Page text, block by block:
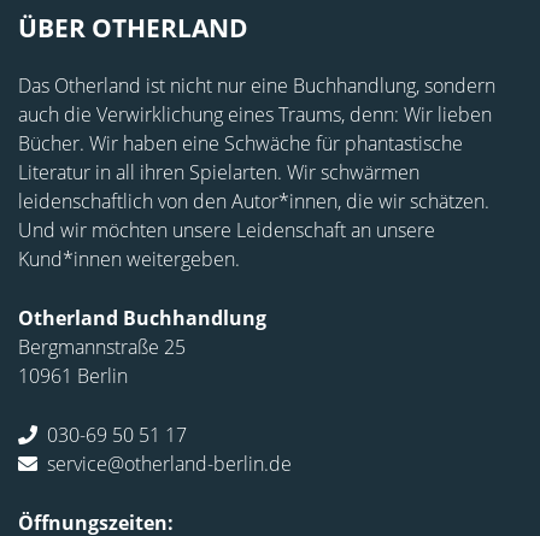
ÜBER OTHERLAND
Das Otherland ist nicht nur eine Buchhandlung, sondern
auch die Verwirklichung eines Traums, denn: Wir lieben
Bücher. Wir haben eine Schwäche für phantastische
Literatur in all ihren Spielarten. Wir schwärmen
leidenschaftlich von den Autor*innen, die wir schätzen.
Und wir möchten unsere Leidenschaft an unsere
Kund*innen weitergeben.
Otherland Buchhandlung
Bergmannstraße 25
10961 Berlin
030-69 50 51 17
service@otherland-berlin.de
Öffnungszeiten: